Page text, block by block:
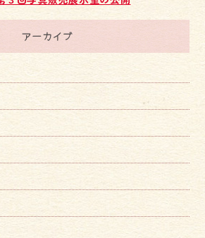
アーカイブ